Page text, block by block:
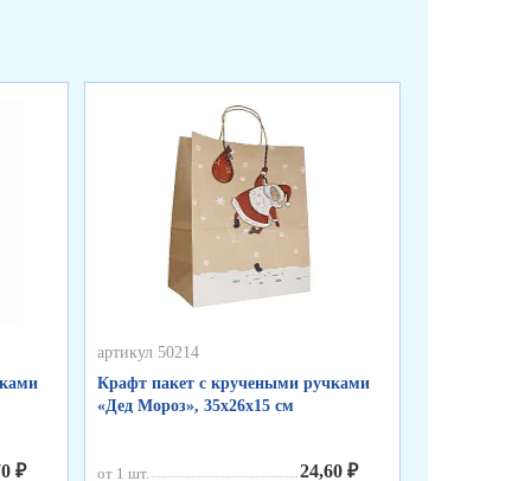
₽
артикул 50214
Крафт пакет с кручеными ручками
«Дед Мороз», 35х26х15 см
от 1 шт. 24,60 ₽